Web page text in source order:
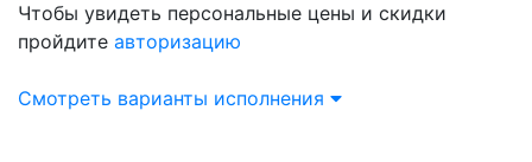
Чтобы увидеть персональные цены и скидки
пройдите авторизацию
Смотреть варианты исполнения